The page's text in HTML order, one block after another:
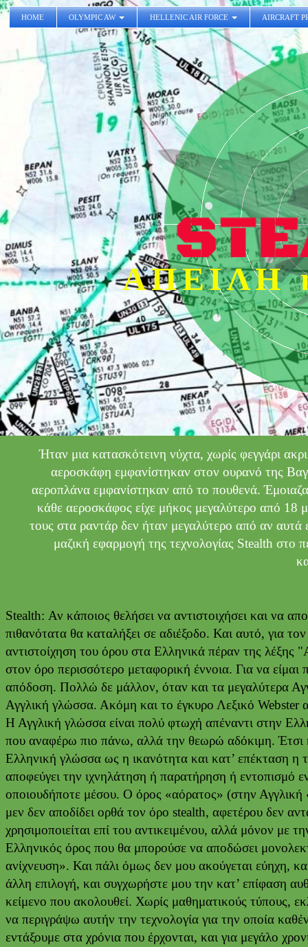
HOME OLYMPIC AW HELLENIC AIR FORCE AIRCRAFT
ΑΠΕΙΛΗ
Stealth: Αν κάποιος θελήσει να αντιστοιχήσει και να
πιθανότατα θα καταλήξει σε αδιέξοδο. Και αυτό, για
αντιστοίχηση του όρου στα Ελληνικά πέραν της
στον όρο περισσότερο μεταφορική έννοια. Για να είμαι
απόδοση. Πολλώ δε μάλλον, όταν και τα μεγαλύτερα
Αγγλική γλώσσα. Ακόμη και το έγκυρο Λεξικό Webster
Η Αγγλική γλώσσα είναι πολύ φτωχή απέναντι στην
που αναφέρω πιο πάνω, αλλά την θεωρώ αδόκιμη.
Ελληνική γλώσσα ως η ικανότητα και κατ’ επέκταση η
αποφεύγει την ιχνηλάτηση ή παρατήρηση ή εντοπισμό
οποιουδήποτε μέσου. Ο όρος «αόρατος» (στην Αγγλική
μεν δεν αποδίδει ορθά τον όρο stealth, αφετέρου δεν
χρησιμοποιείται επί του αντικειμένου, αλλά μόνον
Ελληνικός όρος που θα μπορούσε να αποδώσει
ανίχνευση». Και πάλι όμως δεν μου ακούγεται εύηχη,
άλλη επιλογή, και συγχωρήστε μου την κατ’ επίφαση
κείμενο που ακολουθεί. Χωρίς μαθηματικούς τύπους,
να περιγράψω αυτήν την τεχνολογία για την οποία
εντάξουμε στα χρόνια που έρχονται, και για μεγάλο
Ήταν μια κατασκότεινη νύχτα, χωρίς φεγγάρι
αεροσκάφη εμφανίστηκαν στον ουρανό της
αεροπλάνα εμφανίστηκαν από το πουθενά.
κάθε αεροσκάφος είχε μήκος μεγαλύτερο από
τους στα ραντάρ δεν ήταν μεγαλύτερο από αν
μαζική εφαρμογή της τεχνολογίας Stealth στο